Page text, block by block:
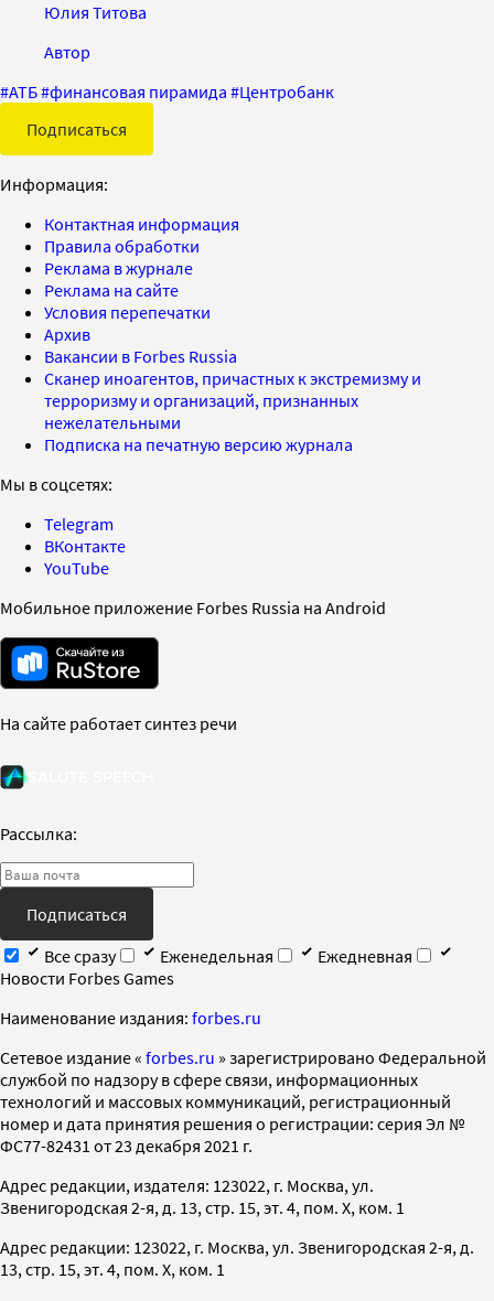
Юлия Титова
Автор
#АТБ#финансовая пирамида #Центробанк
Подписаться
Информация:
Контактная информация
Правила обработки
Реклама в журнале
Реклама на сайте
Условия перепечатки
Архив
Вакансии в Forbes Russia
Сканер иноагентов, причастных к экстремизму и
терроризму и организаций, признанных
нежелательными
Подписка на печатную версию журнала
Мы в соцсетях:
Telegram
ВКонтакте
YouTube
Мобильное приложение Forbes Russia на Android
На сайте работает синтез речи
Рассылка:
Подписаться
Все сразу
Еженедельная
Ежедневная
Новости Forbes Games
Наименование издания: forbes.ru
Cетевое издание « forbes.ru » зарегистрировано Федеральной
службой по надзору в сфере связи, информационных
технологий и массовых коммуникаций, регистрационный
номер и дата принятия решения о регистрации: серия Эл №
ФС77-82431 от 23 декабря 2021 г.
Адрес редакции, издателя: 123022, г. Москва, ул.
Звенигородская 2-я, д. 13, стр. 15, эт. 4, пом. X, ком. 1
Адрес редакции: 123022, г. Москва, ул. Звенигородская 2-я, д.
13, стр. 15, эт. 4, пом. X, ком. 1